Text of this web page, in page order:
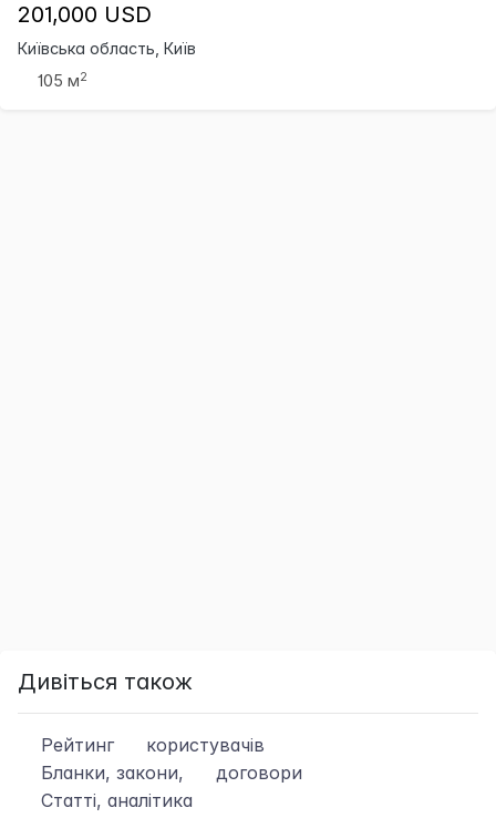
201,000 USD
Київська область, Київ
105 м2
Дивіться також
Рейтинг
користувачів
Бланки, закони,
договори
Статті, аналітика